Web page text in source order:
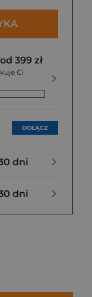
399 zł
Ci
DOŁĄCZ
dni
dni